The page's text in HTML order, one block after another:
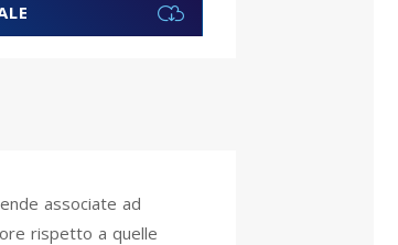
associate ad
rispetto a quelle